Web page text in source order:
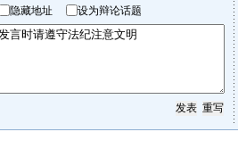
隐藏地址 设为辩论话题